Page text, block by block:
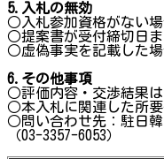
5.入札の無効
○入札参加資格がない
○提案書が受付締切日
○虚偽事実を記載した
6. その他事項
○評価内容・交渉結果
○本入札に関連した所
○問い合わせ先：駐日
（03-3357-6053）